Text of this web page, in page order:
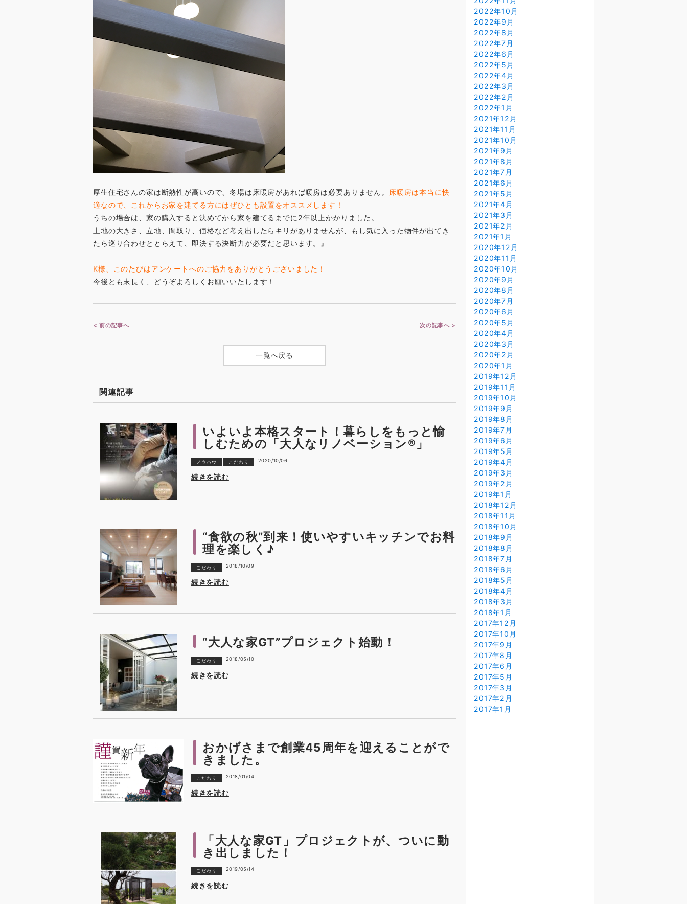
厚生住宅さんの家は断熱性が高いので、冬場は床暖房があれば暖房は必要ありません。
床暖房は本当に快
適なので、これからお家を建てる方にはぜひとも設置をオススメします！
うちの場合は、家の購入すると決めてから家を建てるまでに2年以上かかりました。
土地の大きさ、立地、間取り、価格など考え出したらキリがありませんが、もし気に入った物件が出てき
たら巡り合わせととらえて、即決する決断力が必要だと思います。』
K様、このたびはアンケートへのご協力をありがとうございました！
今後とも末長く、どうぞよろしくお願いいたします！
< 前の記事へ 次の記事へ >
一覧へ戻る
関連記事
いよいよ本格スタート！暮らしをもっと愉
しむための「大人なリノベーション®︎」
ノウハウ こだわり 2020/10/06
続きを読む
“食欲の秋”到来！使いやすいキッチンでお料
理を楽しく♪
こだわり 2018/10/09
続きを読む
“大人な家GT”プロジェクト始動！
こだわり 2018/05/10
続きを読む
おかげさまで創業45周年を迎えることがで
きました。
こだわり 2018/01/04
続きを読む
「大人な家GT」プロジェクトが、ついに動
き出しました！
こだわり 2019/05/14
続きを読む
2022年10月
2022年9月
2022年8月
2022年7月
2022年6月
2022年5月
2022年4月
2022年3月
2022年2月
2022年1月
2021年12月
2021年11月
2021年10月
2021年9月
2021年8月
2021年7月
2021年6月
2021年5月
2021年4月
2021年3月
2021年2月
2021年1月
2020年12月
2020年11月
2020年10月
2020年9月
2020年8月
2020年7月
2020年6月
2020年5月
2020年4月
2020年3月
2020年2月
2020年1月
2019年12月
2019年11月
2019年10月
2019年9月
2019年8月
2019年7月
2019年6月
2019年5月
2019年4月
2019年3月
2019年2月
2019年1月
2018年12月
2018年11月
2018年10月
2018年9月
2018年8月
2018年7月
2018年6月
2018年5月
2018年4月
2018年3月
2018年1月
2017年12月
2017年10月
2017年9月
2017年8月
2017年6月
2017年5月
2017年3月
2017年2月
2017年1月